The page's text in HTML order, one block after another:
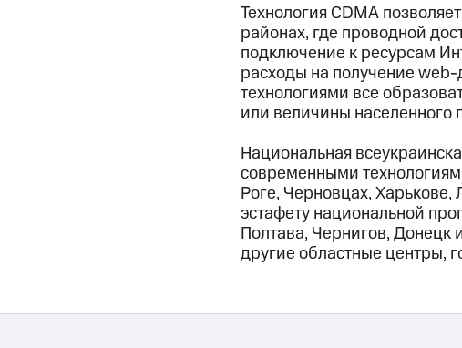
Технология CDMA
районах, где проводной
подключение к ресурсам
расходы на получение
технологиями все
или величины населенного
Национальная
современными
Роге, Черновцах,
эстафету национальной
Полтава, Чернигов, Донецк
другие областные центры,